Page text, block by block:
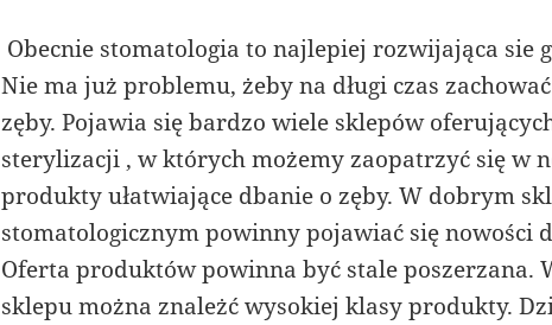
Obecnie stomatologia to najlepiej rozwijająca sie
Nie ma już problemu, żeby na długi czas
zęby. Pojawia się bardzo wiele sklepów
sterylizacji , w których możemy zaopatrzyć się w
produkty ułatwiające dbanie o zęby. W dobrym
stomatologicznym powinny pojawiać się nowości
Oferta produktów powinna być stale poszerzana.
sklepu można znależć wysokiej klasy produkty.